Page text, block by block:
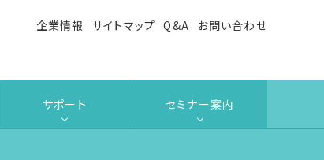
企業情報 サイトマップ Q&A お問い合わせ
サポート セミナー案内